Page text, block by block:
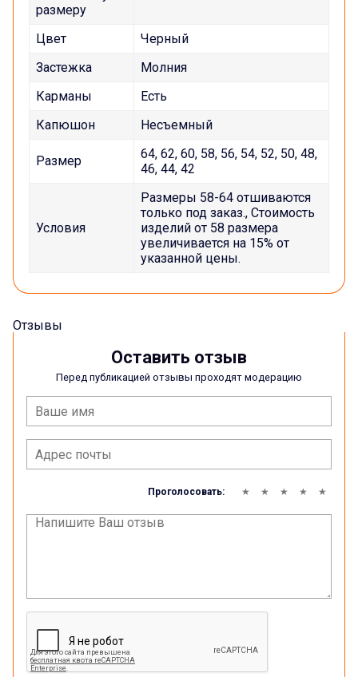
размеру
Цвет
Черный
Застежка
Молния
Карманы
Есть
Капюшон
Несъемный
Размер
64, 62, 60, 58, 56, 54, 52, 50, 48,
46, 44, 42
Условия
Размеры 58-64 отшиваются
только под заказ., Стоимость
изделий от 58 размера
увеличивается на 15% от
указанной цены.
Отзывы
Оставить отзыв
Перед публикацией отзывы проходят модерацию
Проголосовать: